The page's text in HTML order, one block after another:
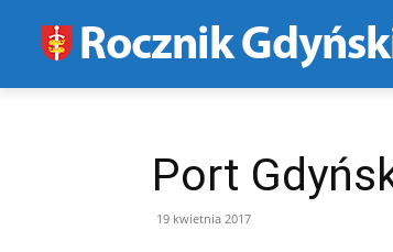
Port
19 kwietnia 2017